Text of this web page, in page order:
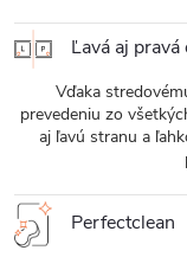
Ľavá aj
Vďaka
prevedeniu zo
aj ľavú stranu a
Perfectclean